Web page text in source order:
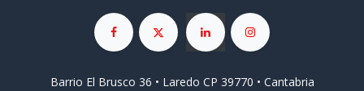
Barrio El Brusco 36 • Laredo CP 39770 • Cantabria